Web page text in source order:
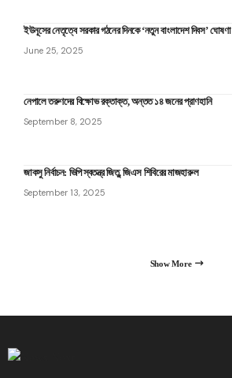
ইউনূসের নেতৃত্বে সরকার গঠনের দিনকে ‘নতুন বাংলাদেশ দিবস’ ঘোষণা
June 25, 2025
নেপালে তরুণদের বিক্ষোভ রক্তাক্ত, অন্তত ১৪ জনের প্রাণহানি
September 8, 2025
জাকসু নির্বাচন: ভিপি স্বতন্ত্র জিতু, জিএস শিবিরের মাজহারুল
September 13, 2025
Show More